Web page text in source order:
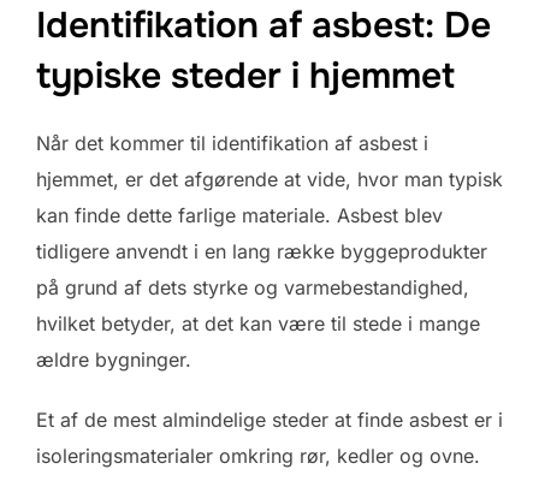
Identifikation af asbest: De
typiske steder i hjemmet
Når det kommer til identifikation af asbest i
hjemmet, er det afgørende at vide, hvor man typisk
kan finde dette farlige materiale. Asbest blev
tidligere anvendt i en lang række byggeprodukter
på grund af dets styrke og varmebestandighed,
hvilket betyder, at det kan være til stede i mange
ældre bygninger.
Et af de mest almindelige steder at finde asbest er i
isoleringsmaterialer omkring rør, kedler og ovne.